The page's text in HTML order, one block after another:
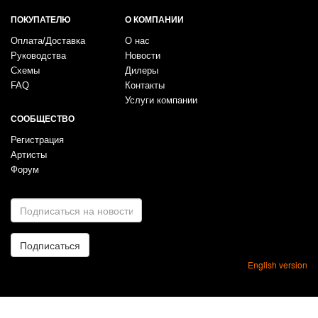
ПОКУПАТЕЛЮ
Оплата/Доставка
Руководства
Схемы
FAQ
О КОМПАНИИ
О нас
Новости
Дилеры
Контакты
Услуги компании
СООБЩЕСТВО
Регистрация
Артисты
Форум
E-
mail
*
Подписаться
English version